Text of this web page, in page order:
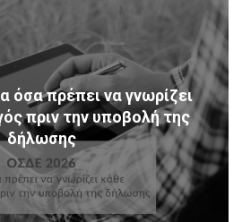
όσα πρέπει να γνωρίζει
πριν την υποβολή της
δήλωσης